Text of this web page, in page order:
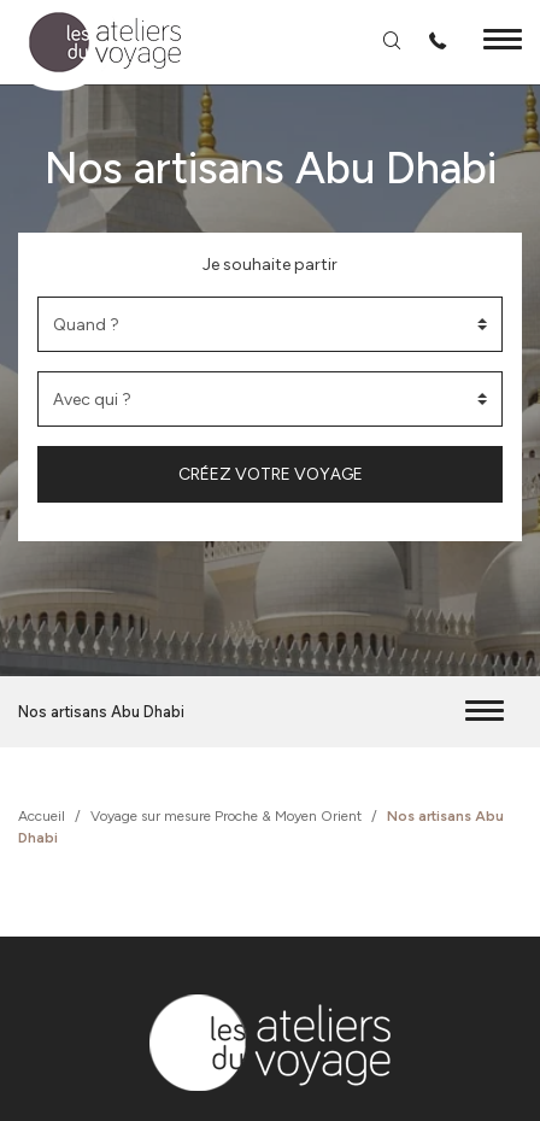
Aller au contenu principal
Nos artisans Abu Dhabi
Je souhaite partir
CRÉEZ VOTRE VOYAGE
Nos artisans Abu Dhabi
Accueil / Voyage sur mesure Proche & Moyen Orient / Nos artisans Abu
Dhabi